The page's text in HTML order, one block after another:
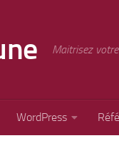
Maitrisez
WordPress